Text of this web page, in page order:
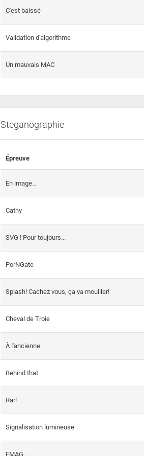
C'est baissé
Validation d'algorithme
Un mauvais MAC
Steganographie
Épreuve
En image...
Cathy
SVG ! Pour toujours...
PorNGate
Splash! Cachez vous, ça va mouiller!
Cheval de Troie
À l'ancienne
Behind that
Rar!
Signalisation lumineuse
EMAG ...